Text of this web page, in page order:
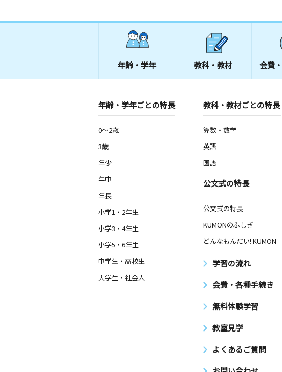
年齢・学年 教科・教材 会費・
年齢・学年ごとの特長
0～2歳
3歳
年少
年中
年長
小学1・2年生
小学3・4年生
小学5・6年生
中学生・高校生
大学生・社会人
教科・教材ごとの特長
算数・数学
英語
国語
公文式の特長
公文式の特長
KUMONのふしぎ
どんなもんだい! KUMON
学習の流れ
会費・各種手続き
無料体験学習
教室見学
よくあるご質問